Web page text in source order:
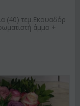
(40) τεμ.Εκουαδόρ
άμμο +